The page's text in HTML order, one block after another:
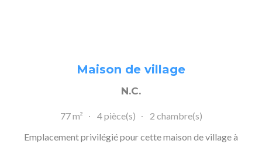
Maison de village
N.C.
77 m² 4 pièce(s)
2 chambre(s)
Emplacement privilégié pour cette maison de village à